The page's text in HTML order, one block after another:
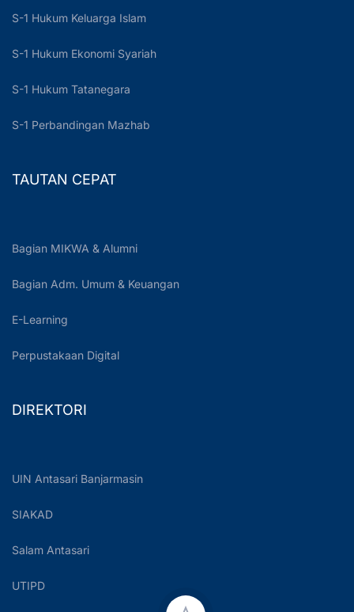
S-1 Hukum Keluarga Islam
S-1 Hukum Ekonomi Syariah
S-1 Hukum Tatanegara
S-1 Perbandingan Mazhab
TAUTAN CEPAT
Bagian MIKWA & Alumni
Bagian Adm. Umum & Keuangan
E-Learning
Perpustakaan Digital
DIREKTORI
UIN Antasari Banjarmasin
SIAKAD
Salam Antasari
UTIPD